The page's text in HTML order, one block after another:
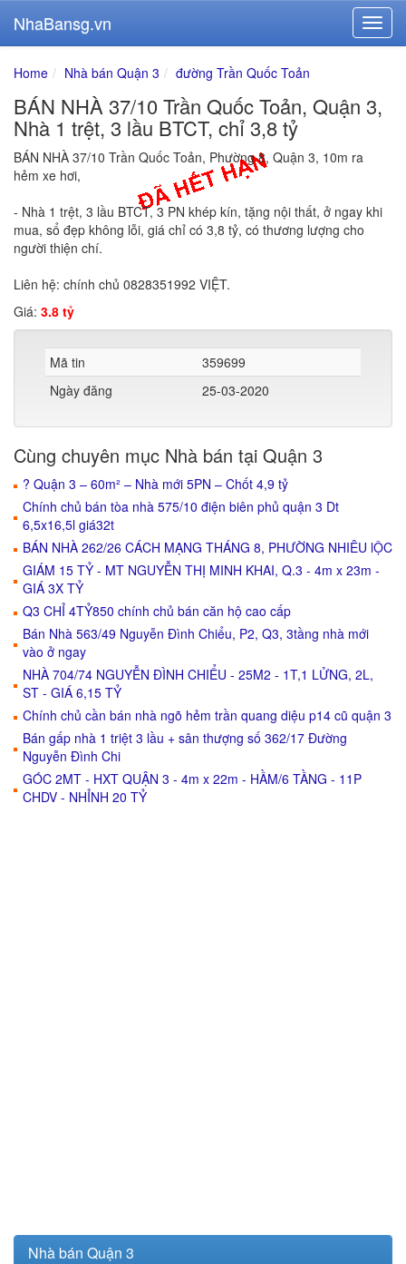
NhaBansg.vn
Home Nhà bán Quận 3 đường Trần Quốc Toản
BÁN NHÀ 37/10 Trần Quốc Toản, Quận 3,
Nhà 1 trệt, 3 lầu BTCT, chỉ 3,8 tỷ
BÁN NHÀ 37/10 Trần Quốc Toản, Phường 8, Quận 3, 10m ra
hẻm xe hơi,
- Nhà 1 trệt, 3 lầu BTCT, 3 PN khép kín, tặng nội thất, ở ngay khi
mua, sổ đẹp không lỗi, giá chỉ có 3,8 tỷ, có thương lượng cho
người thiện chí.
Liên hệ: chính chủ 0828351992 VIỆT.
Giá: 3.8 tỷ
Mã tin
359699
Ngày đăng
25-03-2020
Cùng chuyên mục Nhà bán tại Quận 3
? Quận 3 – 60m² – Nhà mới 5PN – Chốt 4,9 tỷ
Chính chủ bán tòa nhà 575/10 điện biên phủ quận 3 Dt
6,5x16,5l giá32t
BÁN NHÀ 262/26 CÁCH MẠNG THÁNG 8, PHƯỜNG NHIÊU lỘC
GIÁM 15 TỶ - MT NGUYỄN THỊ MINH KHAI, Q.3 - 4m x 23m -
GIÁ 3X TỶ
Q3 CHỈ 4TỶ850 chính chủ bán căn hộ cao cấp
Bán Nhà 563/49 Nguyễn Đình Chiểu, P2, Q3, 3tầng nhà mới
vào ở ngay
NHÀ 704/74 NGUYỄN ĐÌNH CHIỂU - 25M2 - 1T,1 LỬNG, 2L,
ST - GIÁ 6,15 TỶ
Chính chủ cần bán nhà ngõ hẻm trần quang diệu p14 cũ quận 3
Bán gấp nhà 1 triệt 3 lầu + sân thượng số 362/17 Đường
Nguyễn Đình Chi
GÓC 2MT - HXT QUẬN 3 - 4m x 22m - HẦM/6 TẦNG - 11P
CHDV - NHỈNH 20 TỶ
Nhà bán Quận 3